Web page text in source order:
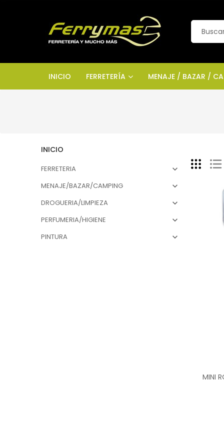
INICIO FERRETERÍA MENAJE / BAZAR /
INICIO
FERRETERIA 
MENAJE/BAZAR/CAMPING 
DROGUERIA/LIMPIEZA 
PERFUMERIA/HIGIENE 
PINTURA 
MINI